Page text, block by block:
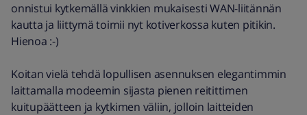
onnistui kytkemällä vinkkien mukaisesti WAN-liitännän
kautta ja liittymä toimii nyt kotiverkossa kuten pitikin.
Hienoa :-)
Koitan vielä tehdä lopullisen asennuksen elegantimmin
laittamalla modeemin sijasta pienen reitittimen
kuitupäätteen ja kytkimen väliin, jolloin laitteiden